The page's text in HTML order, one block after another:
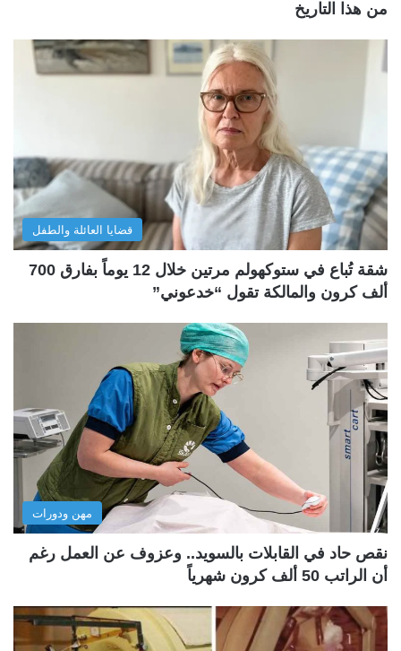
من هذا التاريخ
قضايا العائلة والطفل
شقة تُباع في ستوكهولم مرتين خلال 12 يوماً بفارق 700
ألف كرون والمالكة تقول “خدعوني”
مهن ودورات
نقص حاد في القابلات بالسويد.. وعزوف عن العمل رغم
أن الراتب 50 ألف كرون شهرياً